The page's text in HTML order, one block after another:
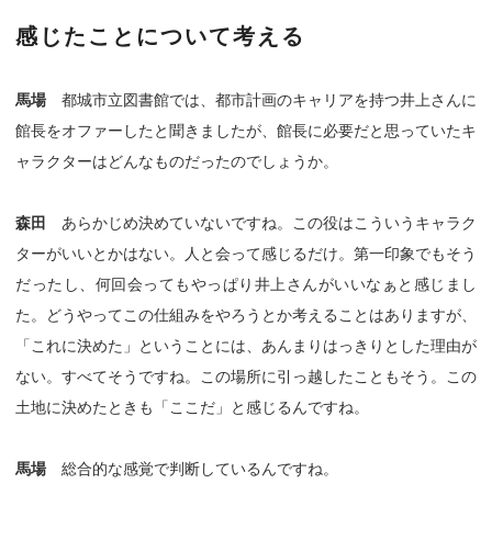
感じたことについて考える
馬場都城市立図書館では、都市計画のキャリアを持つ井上さんに
館長をオファーしたと聞きましたが、館長に必要だと思っていたキ
ャラクターはどんなものだったのでしょうか。
森田 あらかじめ決めていないですね。この役はこういうキャラク
ターがいいとかはない。人と会って感じるだけ。第一印象でもそう
だったし、何回会ってもやっぱり井上さんがいいなぁと感じまし
た。どうやってこの仕組みをやろうとか考えることはありますが、
「これに決めた」ということには、あんまりはっきりとした理由が
ない。すべてそうですね。この場所に引っ越したこともそう。この
土地に決めたときも「ここだ」と感じるんですね。
馬場総合的な感覚で判断しているんですね。